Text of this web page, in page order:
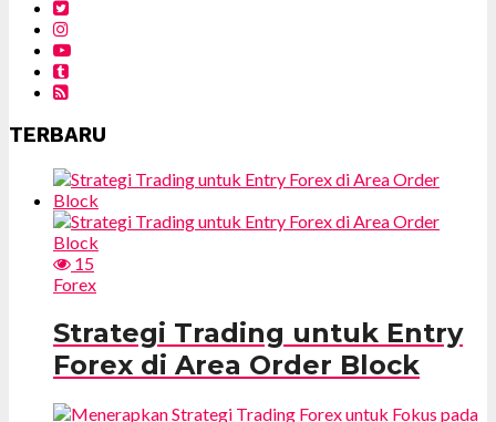
TERBARU
15
Forex
Strategi Trading untuk Entry
Forex di Area Order Block